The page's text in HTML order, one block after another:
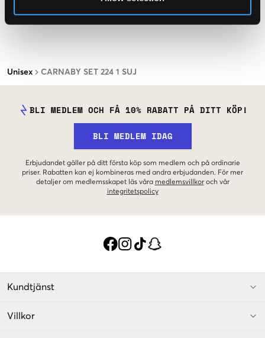
Unisex CARNABY SET 224 1 SUJ
BLI MEDLEM OCH FÅ 10% RABATT PÅ DITT KÖP!
BLI MEDLEM IDAG
Erbjudandet gäller på ditt första köp som medlem och på ordinarie
priser. Rabatten kan ej kombineras med andra erbjudanden. För mer
detaljer om medlemsskapet läs våra medlemsvillkor och vår
integritetspolicy
Kundtjänst
Villkor